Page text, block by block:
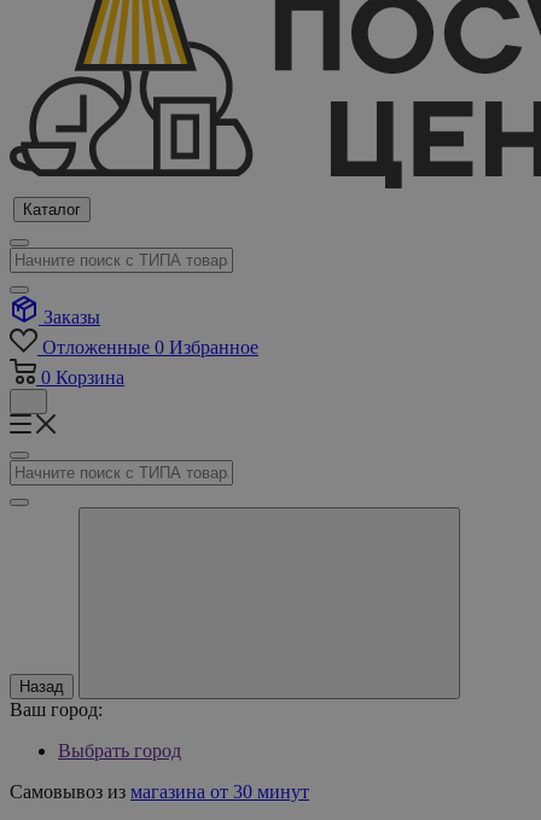
Каталог
Заказы
Отложенные 0 Избранное
0 Корзина
Назад
Ваш город:
Выбрать город
Самовывоз из магазина от 30 минут